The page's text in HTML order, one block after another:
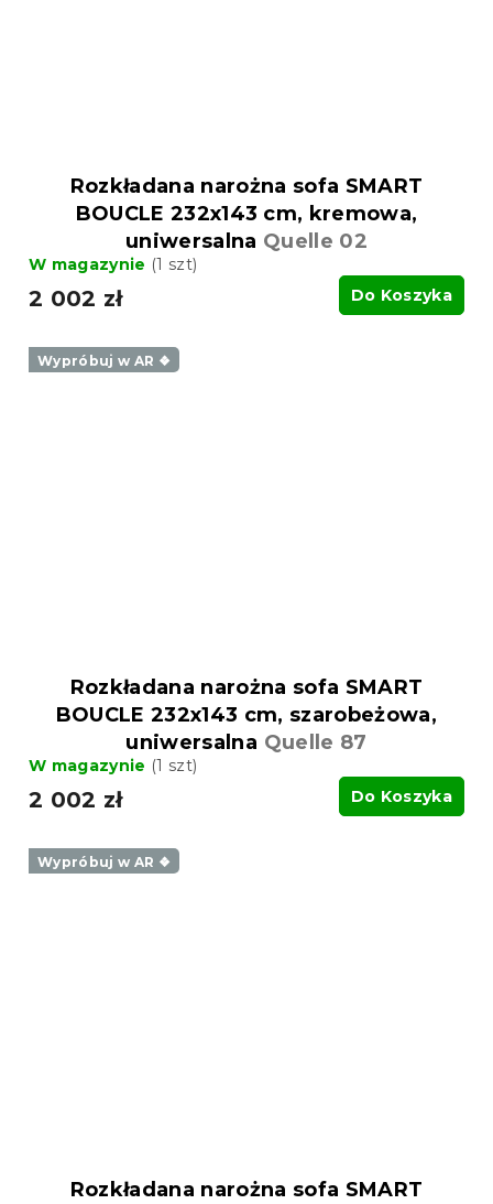
Rozkładana narożna sofa SMART
BOUCLE 232x143 cm, kremowa,
uniwersalna Quelle 02
W magazynie (1 szt)
2 002 zł Do Koszyka
Wypróbuj w AR ❖
Rozkładana narożna sofa SMART
BOUCLE 232x143 cm, szarobeżowa,
uniwersalna Quelle 87
W magazynie (1 szt)
2 002 zł Do Koszyka
Wypróbuj w AR ❖
Rozkładana narożna sofa SMART